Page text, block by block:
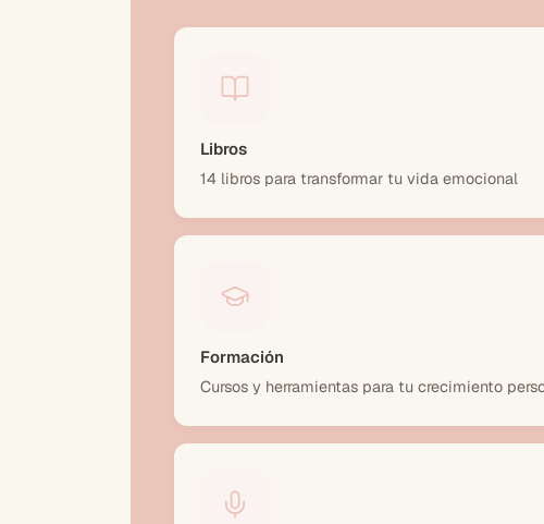
Libros
14 libros para transformar tu vida emocional
Formación
Cursos y herramientas para tu crecimiento